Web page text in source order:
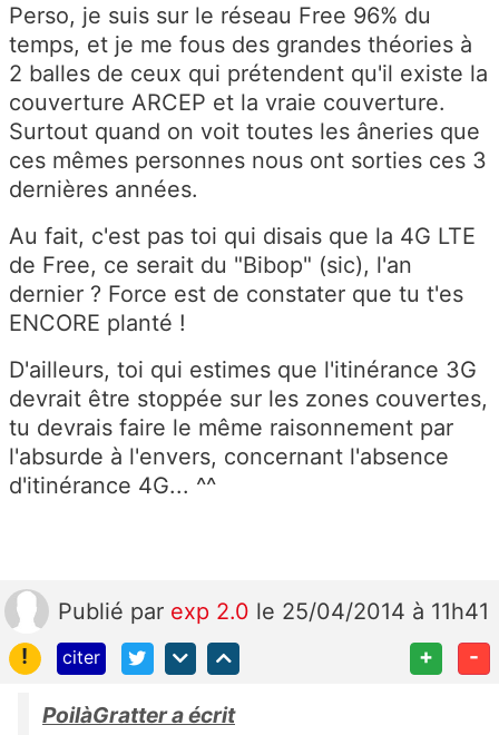
Perso, je suis sur le réseau Free 96% du
temps, et je me fous des grandes théories à
2 balles de ceux qui prétendent qu'il existe la
couverture ARCEP et la vraie couverture.
Surtout quand on voit toutes les âneries que
ces mêmes personnes nous ont sorties ces 3
dernières années.
Au fait, c'est pas toi qui disais que la 4G LTE
de Free, ce serait du "Bibop" (sic), l'an
dernier ? Force est de constater que tu t'es
ENCORE planté !
D'ailleurs, toi qui estimes que l'itinérance 3G
devrait être stoppée sur les zones couvertes,
tu devrais faire le même raisonnement par
l'absurde à l'envers, concernant l'absence
d'itinérance 4G... ^^
Publié par exp 2.0 le 25/04/2014 à 11h41
!
citer + -
PoilàGratter a écrit